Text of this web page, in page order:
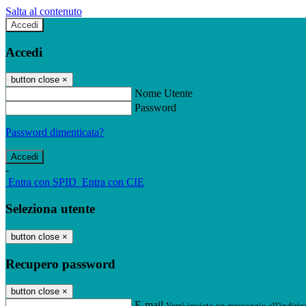
Salta al contenuto
Accedi
Accedi
button close ×
Nome Utente
Password
Password dimenticata?
-
Entra con SPID Entra con CIE
Seleziona utente
button close ×
Recupero password
button close ×